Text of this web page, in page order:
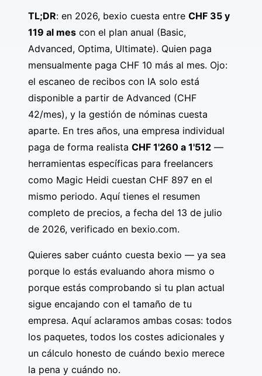
TL;DR: en 2026, bexio cuesta entre CHF 35 y
119 al mes con el plan anual (Basic,
Advanced, Optima, Ultimate). Quien paga
mensualmente paga CHF 10 más al mes. Ojo:
el escaneo de recibos con IA solo está
disponible a partir de Advanced (CHF
42/mes), y la gestión de nóminas cuesta
aparte. En tres años, una empresa individual
paga de forma realista CHF 1'260 a 1'512 —
herramientas específicas para freelancers
como Magic Heidi cuestan CHF 897 en el
mismo periodo. Aquí tienes el resumen
completo de precios, a fecha del 13 de julio
de 2026, verificado en bexio.com.
Quieres saber cuánto cuesta bexio — ya sea
porque lo estás evaluando ahora mismo o
porque estás comprobando si tu plan actual
sigue encajando con el tamaño de tu
empresa. Aquí aclaramos ambas cosas: todos
los paquetes, todos los costes adicionales y
un cálculo honesto de cuándo bexio merece
la pena y cuándo no.